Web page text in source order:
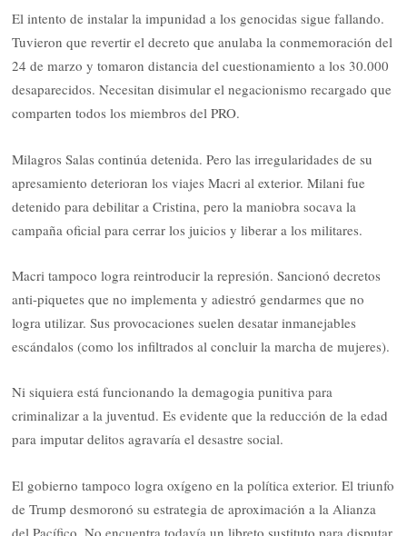
El intento de instalar la impunidad a los genocidas sigue fallando.
Tuvieron que revertir el decreto que anulaba la conmemoración del
24 de marzo y tomaron distancia del cuestionamiento a los 30.000
desaparecidos. Necesitan disimular el negacionismo recargado que
comparten todos los miembros del PRO.
Milagros Salas continúa detenida. Pero las irregularidades de su
apresamiento deterioran los viajes Macri al exterior. Milani fue
detenido para debilitar a Cristina, pero la maniobra socava la
campaña oficial para cerrar los juicios y liberar a los militares.
Macri tampoco logra reintroducir la represión. Sancionó decretos
anti-piquetes que no implementa y adiestró gendarmes que no
logra utilizar. Sus provocaciones suelen desatar inmanejables
escándalos (como los infiltrados al concluir la marcha de mujeres).
Ni siquiera está funcionando la demagogia punitiva para
criminalizar a la juventud. Es evidente que la reducción de la edad
para imputar delitos agravaría el desastre social.
El gobierno tampoco logra oxígeno en la política exterior. El triunfo
de Trump desmoronó su estrategia de aproximación a la Alianza
del Pacífico. No encuentra todavía un libreto sustituto para disputar